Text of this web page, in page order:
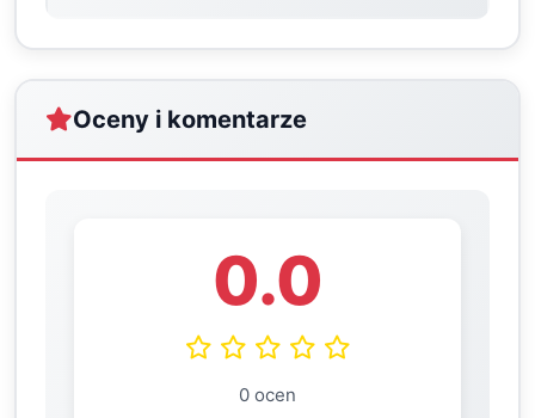
Oceny i komentarze
0.0
0 ocen